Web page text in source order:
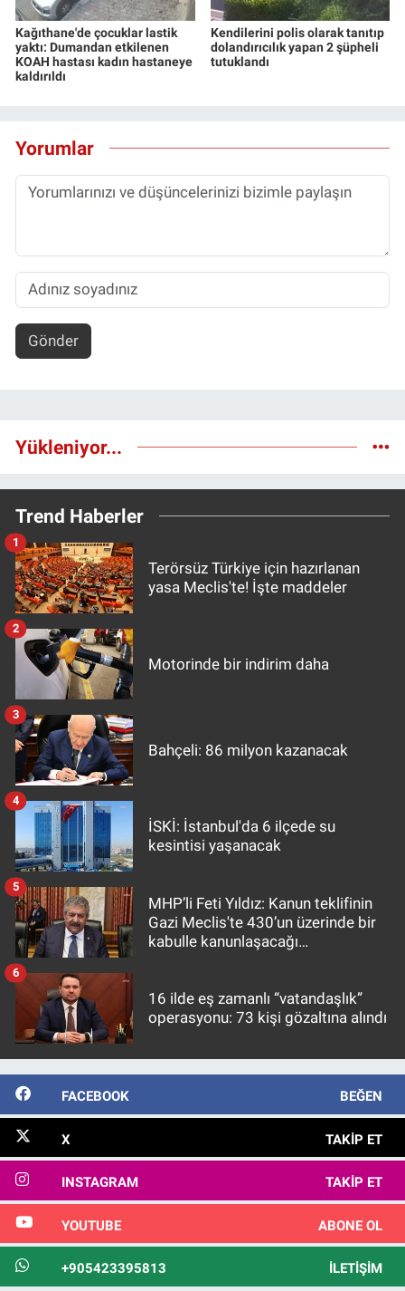
Kağıthane'de çocuklar lastik
yaktı: Dumandan etkilenen
KOAH hastası kadın hastaneye
kaldırıldı
Kendilerini polis olarak tanıtıp
dolandırıcılık yapan 2 şüpheli
tutuklandı
Yorumlar
Gönder
Yükleniyor...
Trend Haberler
Terörsüz Türkiye için hazırlanan
yasa Meclis'te! İşte maddeler
1
Motorinde bir indirim daha
2
Bahçeli: 86 milyon kazanacak
3
İSKİ: İstanbul'da 6 ilçede su
kesintisi yaşanacak
4
MHP’li Feti Yıldız: Kanun teklifinin
Gazi Meclis'te 430’un üzerinde bir
kabulle kanunlaşacağı
5
16 ilde eş zamanlı “vatandaşlık”
operasyonu: 73 kişi gözaltına alındı
6
FACEBOOK BEĞEN
X TAKIP ET
INSTAGRAM TAKIP ET
YOUTUBE ABONE OL
+905423395813 İLETIŞIM